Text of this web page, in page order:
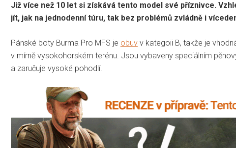
Již více než 10 let si získává tento model své příznivce.
jít, jak na jednodenní túru, tak bez problémů zvládně i
Pánské boty Burma Pro MFS je obuv v kategoii B, takže je
v mírně vysokohorském terénu. Jsou vybaveny speciálním
a zaručuje vysoké pohodlí.